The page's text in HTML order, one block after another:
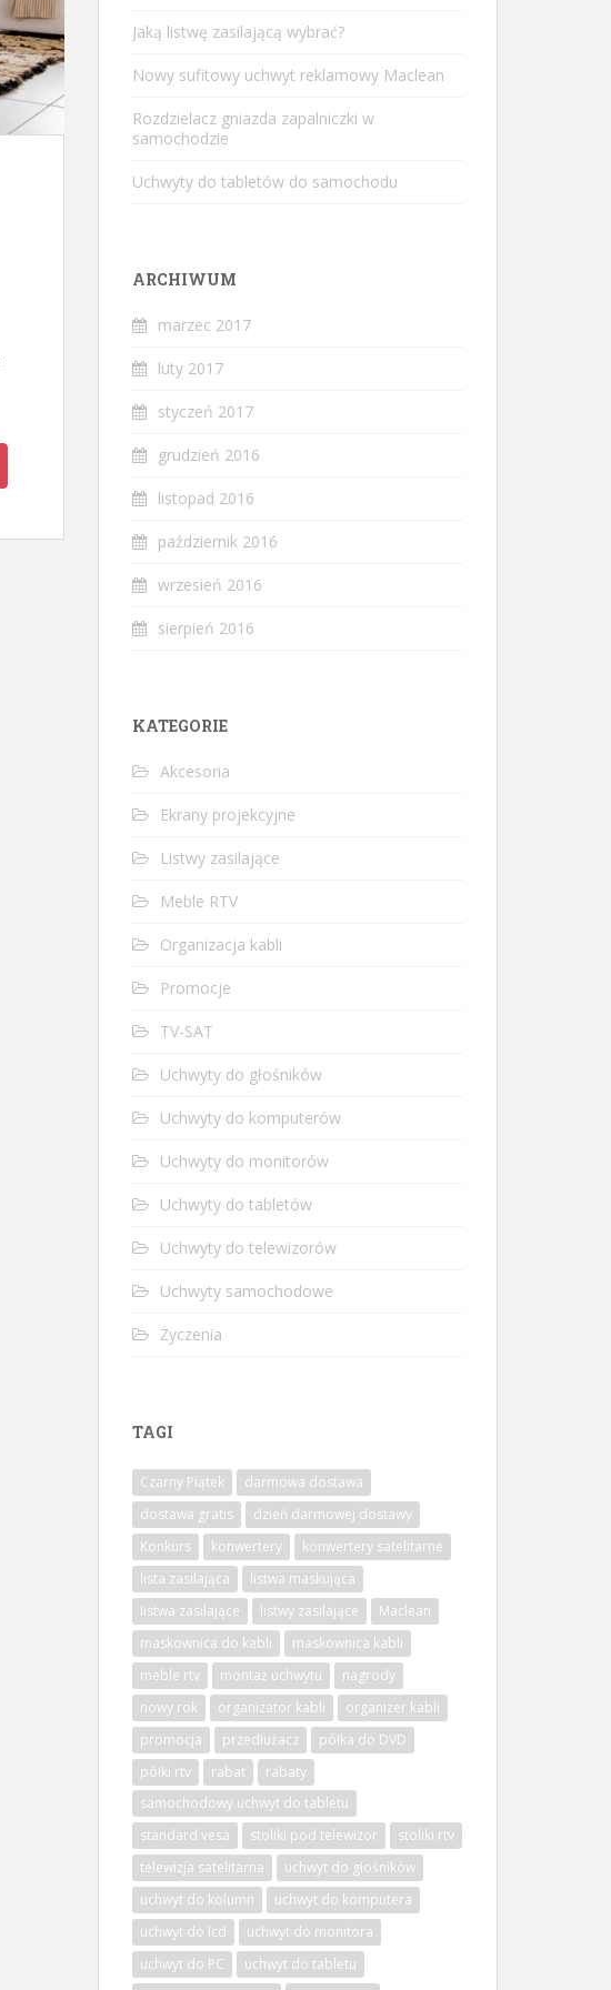
Jaką listwę zasilającą wybrać?
Nowy sufitowy uchwyt reklamowy Maclean
Rozdzielacz gniazda zapalniczki w
samochodzie
Uchwyty do tabletów do samochodu
ARCHIWUM
marzec 2017
luty 2017
styczeń 2017
grudzień 2016
listopad 2016
październik 2016
wrzesień 2016
sierpień 2016
KATEGORIE
Akcesoria
Ekrany projekcyjne
Listwy zasilające
Meble RTV
Organizacja kabli
Promocje
TV-SAT
Uchwyty do głośników
Uchwyty do komputerów
Uchwyty do monitorów
Uchwyty do tabletów
Uchwyty do telewizorów
Uchwyty samochodowe
Życzenia
TAGI
Czarny Piątek
darmowa dostawa
dostawa gratis
dzień darmowej dostawy
Konkurs
konwertery
konwertery satelitarne
lista zasilająca
listwa maskująca
listwa zasilające
listwy zasilające
Maclean
maskownica do kabli
maskownica kabli
meble rtv
montaż uchwytu
nagrody
nowy rok
organizator kabli
organizer kabli
promocja
przedłużacz
półka do DVD
półki rtv
rabat
rabaty
samochodowy uchwyt do tabletu
standard vesa
stoliki pod telewizor
stoliki rtv
telewizja satelitarna
uchwyt do głośników
uchwyt do kolumn
uchwyt do komputera
uchwyt do lcd
uchwyt do monitora
uchwyt do PC
uchwyt do tabletu